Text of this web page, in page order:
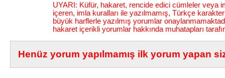
UYARI: Küfür, hakaret, rencide edici cümleler veya
içeren, imla kuralları ile yazılmamış, Türkçe
büyük harflerle yazılmış yorumlar
hakaret içerikli yorumlar hakkında muhatapları
Henüz yorum yapılmamış ilk yorum yapan